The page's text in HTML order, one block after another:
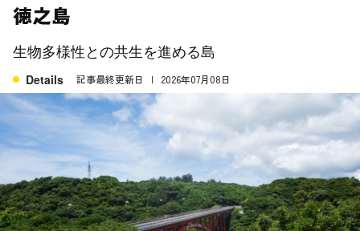
徳之島
生物多様性との共生を進める島
Details 記事最終更新日 2026年07月08日